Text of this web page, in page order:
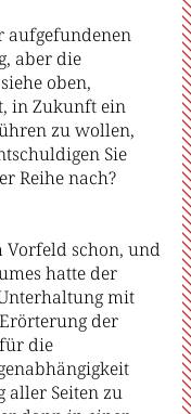
aufgefundenen
aber die
oben,
in Zukunft ein
zu wollen,
Sie
Reihe nach?
Vorfeld schon, und
hatte der
mit
der
die
aller Seiten zu